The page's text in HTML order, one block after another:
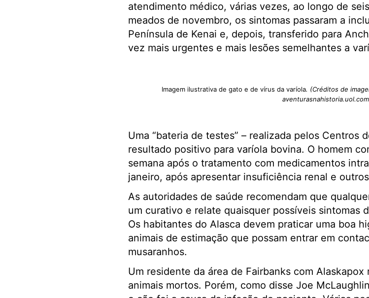
atendimento médico, várias vezes, ao longo de
meados de novembro, os sintomas passaram a
Península de Kenai e, depois, transferido para
vez mais urgentes e mais lesões semelhantes a
Imagem ilustrativa de gato e de vírus da varíola. (Créditos de
Uma “bateria de testes” – realizada pelos Centros
resultado positivo para varíola bovina. O homem
semana após o tratamento com medicamentos
janeiro, após apresentar insuficiência renal e
As autoridades de saúde recomendam que
um curativo e relate quaisquer possíveis sintomas
Os habitantes do Alasca devem praticar uma boa
animais de estimação que possam entrar em
musaranhos.
Um residente da área de Fairbanks com
animais mortos. Porém, como disse Joe